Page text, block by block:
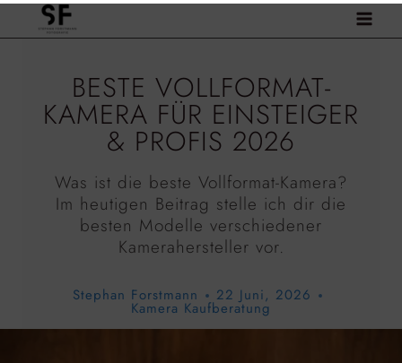
Zum
Inhalt
BESTE VOLLFORMAT-
KAMERA FÜR EINSTEIGER
& PROFIS 2026
Was ist die beste Vollformat-Kamera?
Im heutigen Beitrag stelle ich dir die
besten Modelle verschiedener
Kamerahersteller vor.
Stephan Forstmann 22 Juni, 2026
Kamera Kaufberatung